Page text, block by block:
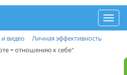
видео
Личная эффективность
= отношению к себе"